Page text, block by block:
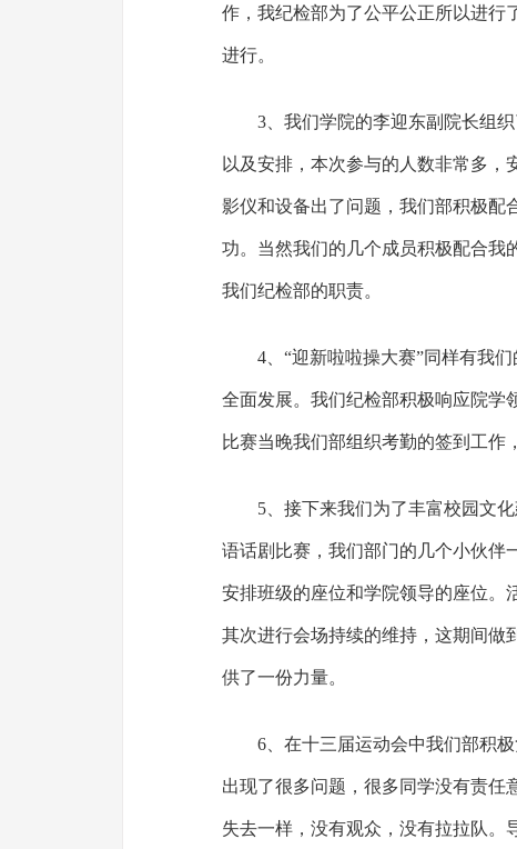
作，我纪检部为了公平公正所以进行
进行。
3、我们学院的李迎东副院长组
以及安排，本次参与的人数非常多，
影仪和设备出了问题，我们部积极配
功。当然我们的几个成员积极配合我
我们纪检部的职责。
4、“迎新啦啦操大赛”同样有我
全面发展。我们纪检部积极响应院学
比赛当晚我们部组织考勤的签到工作
5、接下来我们为了丰富校园文
语话剧比赛，我们部门的几个小伙伴
安排班级的座位和学院领导的座位。
其次进行会场持续的维持，这期间做
供了一份力量。
6、在十三届运动会中我们部积
出现了很多问题，很多同学没有责任
失去一样，没有观众，没有拉拉队。